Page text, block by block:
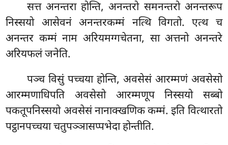
सत्त अनन्तरा होन्ति, अनन्तरो समनन्तरो अनन्तरूप
निस्सयो आसेवनं अनन्तरकम्मं नत्थि विगतो. एत्थ च
अनन्तर कम्मं नाम अरियमग्गचेतना, सा अत्तनो अनन्तरे
अरियफलं जनेति.
पञ्च विसुं पच्चया होन्ति, अवसेसं आरम्मणं अवसेसो
आरम्मणाधिपति अवसेसो आरम्मणूप निस्सयो सब्बो
पकतूपनिस्सयो अवसेसं नानाक्खणिक कम्मं. इति वित्थारतो
पट्ठानपच्चया चतुपञ्ञासप्पभेदा होन्तीति.